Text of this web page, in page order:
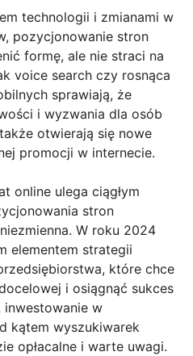
technologii i zmianami w
pozycjonowanie stron
formę, ale nie straci na
voice search czy rosnąca
sprawiają, że
i wyzwania dla osób
otwierają się nowe
promocji w internecie.
online ulega ciągłym
stron
W roku 2024
elementem strategii
które chce
i osiągnąć sukces
w
kątem wyszukiwarek
opłacalne i warte uwagi.